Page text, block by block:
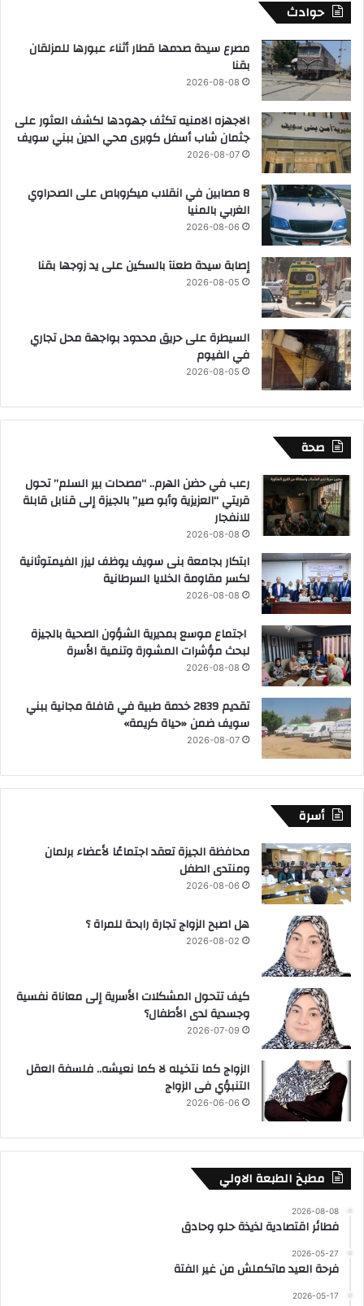
حوادث
مصرع سيدة صدمها قطار أثناء عبورها للمزلقان
بقنا
2026-08-08
الاجهزه الامنيه تكثف جهودها لكشف العثور على
جثمان شاب أسفل كوبرى محي الدين ببني سويف
2026-08-07
8 مصابين في انقلاب ميكروباص على الصحراوي
الغربي بالمنيا
2026-08-06
إصابة سيدة طعنآ بالسكين على يد زوجها بقنا
2026-08-05
السيطرة على حريق محدود بواجهة محل تجاري
في الفيوم
2026-08-05
صحة
رعب في حضن الهرم.. “مصحات بير السلم” تحول
قريتي “العزيزية وأبو صير” بالجيزة إلى قنابل قابلة
للانفجار
2026-08-08
ابتكار بجامعة بنى سويف يوظف ليزر الفيمتوثانية
لكسر مقاومة الخلايا السرطانية
2026-08-08
اجتماع موسع بمديرية الشؤون الصحية بالجيزة
لبحث مؤشرات المشورة وتنمية الأسرة
2026-08-08
تقديم 2839 خدمة طبية في قافلة مجانية ببني
سويف ضمن «حياة كريمة»
2026-08-07
أسرة
محافظة الجيزة تعقد اجتماعًا لأعضاء برلمان
ومنتدى الطفل
2026-08-06
هل اصبح الزواج تجارة رابحة للمراة ؟
2026-08-02
كيف تتحول المشكلات الأسرية إلى معاناة نفسية
وجسدية لدى الأطفال؟
2026-07-09
الزواج كما نتخيله لا كما نعيشه.. فلسفة العقل
التنبؤي فى الزواج
2026-06-06
مطبخ الطبعة الاولي
2026-08-08
فطائر اقتصادية لذيذة حلو وحادق
2026-05-27
فرحة العيد ماتكملش من غير الفتة
2026-05-17